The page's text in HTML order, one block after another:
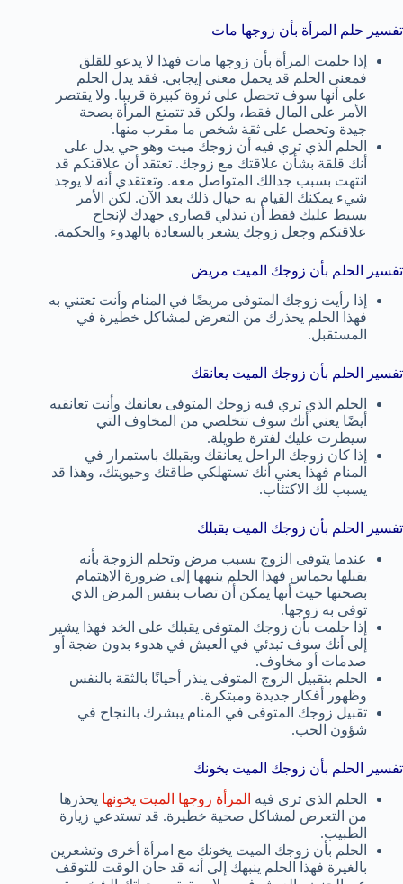
تفسير حلم المرأة بأن زوجها مات
إذا حلمت المرأة بأن زوجها مات فهذا لا يدعو للقلق
فمعنى الحلم قد يحمل معنى إيجابي. فقد يدل الحلم
على أنها سوف تحصل على ثروة كبيرة قريبا. ولا يقتصر
الأمر على المال فقط، ولكن قد تتمتع المرأة بصحة
جيدة وتحصل على ثقة شخص ما مقرب منها.
الحلم الذي تري فيه أن زوجك ميت وهو حي يدل على
أنك قلقة بشأن علاقتك مع زوجك. تعتقد أن علاقتكم قد
انتهت بسبب جدالك المتواصل معه. وتعتقدي أنه لا يوجد
شيء يمكنك القيام به حيال ذلك بعد الآن. لكن الأمر
بسيط عليك فقط أن تبذلي قصارى جهدك لإنجاح
علاقتكم وجعل زوجك يشعر بالسعادة بالهدوء والحكمة.
تفسير الحلم بأن زوجك الميت مريض
إذا رأيت زوجك المتوفى مريضًا في المنام وأنت تعتني به
فهذا الحلم يحذرك من التعرض لمشاكل خطيرة في
المستقبل.
تفسير الحلم بأن زوجك الميت يعانقك
الحلم الذي تري فيه زوجك المتوفى يعانقك وأنت تعانقيه
أيضًا يعني أنك سوف تتخلصي من المخاوف التي
سيطرت عليك لفترة طويلة.
إذا كان زوجك الراحل يعانقك ويقبلك باستمرار في
المنام فهذا يعني أنك تستهلكي طاقتك وحيويتك، وهذا قد
يسبب لك الاكتئاب.
تفسير الحلم بأن زوجك الميت يقبلك
عندما يتوفى الزوج بسبب مرض وتحلم الزوجة بأنه
يقبلها بحماس فهذا الحلم ينبهها إلى ضرورة الاهتمام
بصحتها حيث أنها يمكن أن تصاب بنفس المرض الذي
توفى به زوجها.
إذا حلمت بأن زوجك المتوفى يقبلك على الخد فهذا يشير
إلى أنك سوف تبدئي في العيش في هدوء بدون ضجة أو
صدمات أو مخاوف.
الحلم بتقبيل الزوج المتوفى ينذر أحيانًا بالثقة بالنفس
وظهور أفكار جديدة ومبتكرة.
تقبيل زوجك المتوفى في المنام يبشرك بالنجاح في
شؤون الحب.
تفسير الحلم بأن زوجك الميت يخونك
الحلم الذي ترى فيه المرأة زوجها الميت يخونها يحذرها
من التعرض لمشاكل صحية خطيرة. قد تستدعي زيارة
الطبيب.
الحلم بأن زوجك الميت يخونك مع امرأة أخرى وتشعرين
بالغيرة فهذا الحلم ينبهك إلى أنه قد حان الوقت للتوقف